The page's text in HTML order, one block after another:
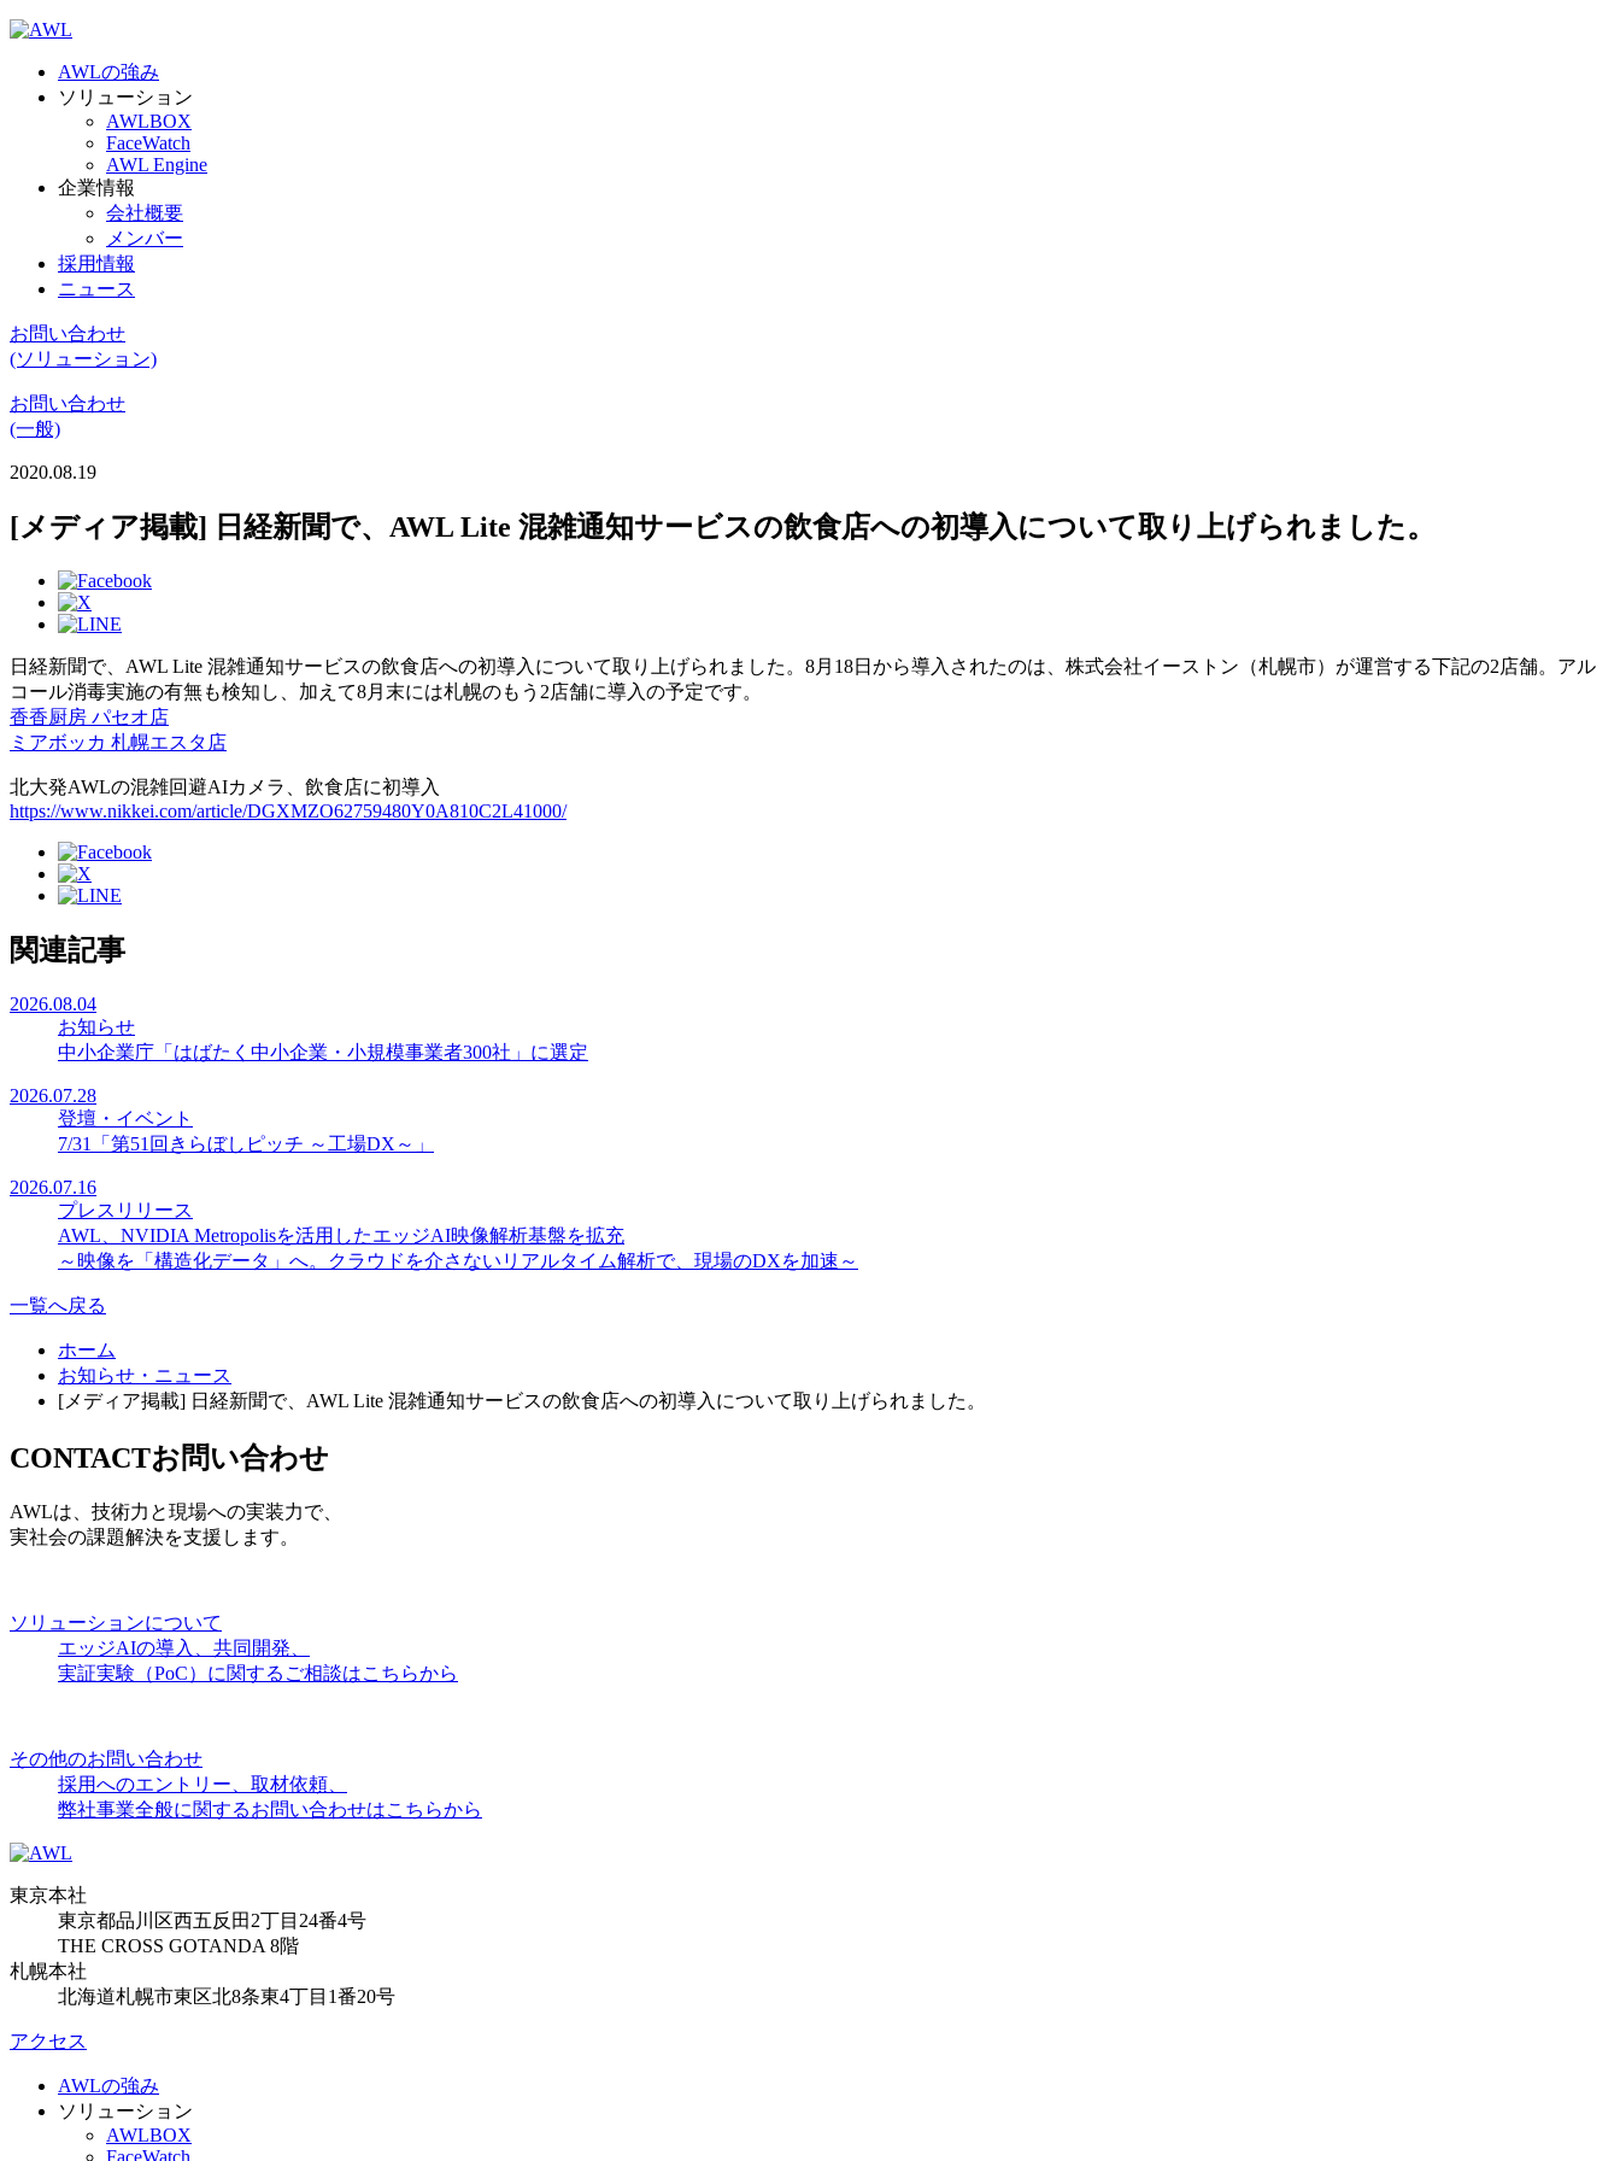
AWLの強み
ソリューション
AWLBOX
FaceWatch
AWL Engine
企業情報
会社概要
メンバー
採用情報
ニュース
お問い合わせ
(ソリューション)
お問い合わせ
(一般)
2020.08.19
[メディア掲載] 日経新聞で、AWL Lite 混雑通知サービスの飲食店への初導入について取り上げられました。
日経新聞で、AWL Lite 混雑通知サービスの飲食店への初導入について取り上げられました。8月18日から導入されたのは、株式会社イーストン（札幌市）が運営する下記の2店舗。アル
コール消毒実施の有無も検知し、加えて8月末には札幌のもう2店舗に導入の予定です。
香香厨房 パセオ店
ミアボッカ 札幌エスタ店
北大発AWLの混雑回避AIカメラ、飲食店に初導入
https://www.nikkei.com/article/DGXMZO62759480Y0A810C2L41000/
関連記事
2026.08.04
お知らせ
中小企業庁「はばたく中小企業・小規模事業者300社」に選定
2026.07.28
登壇・イベント
7/31「第51回きらぼしピッチ ～工場DX～」
2026.07.16
プレスリリース
AWL、NVIDIA Metropolisを活用したエッジAI映像解析基盤を拡充
～映像を「構造化データ」へ。クラウドを介さないリアルタイム解析で、現場のDXを加速～
一覧へ戻る
ホーム
お知らせ・ニュース
[メディア掲載] 日経新聞で、AWL Lite 混雑通知サービスの飲食店への初導入について取り上げられました。
CONTACTお問い合わせ
AWLは、技術力と現場への実装力で、
実社会の課題解決を支援します。
ソリューションについて
エッジAIの導入、共同開発、
実証実験（PoC）に関するご相談はこちらから
その他のお問い合わせ
採用へのエントリー、取材依頼、
弊社事業全般に関するお問い合わせはこちらから
東京本社
東京都品川区西五反田2丁目24番4号
THE CROSS GOTANDA 8階
札幌本社
北海道札幌市東区北8条東4丁目1番20号
アクセス
AWLの強み
ソリューション
AWLBOX